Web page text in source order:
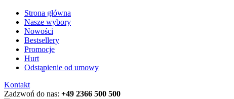
Strona główna
Nasze wybory
Nowości
Bestsellery
Promocje
Hurt
Odstąpienie od umowy
Kontakt
Zadzwoń do nas: +49 2366 500 500